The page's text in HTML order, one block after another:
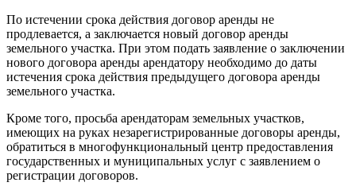
По истечении срока действия договор аренды не
продлевается, а заключается новый договор аренды
земельного участка. При этом подать заявление о заключении
нового договора аренды арендатору необходимо до даты
истечения срока действия предыдущего договора аренды
земельного участка.
Кроме того, просьба арендаторам земельных участков,
имеющих на руках незарегистрированные договоры аренды,
обратиться в многофункциональный центр предоставления
государственных и муниципальных услуг с заявлением о
регистрации договоров.